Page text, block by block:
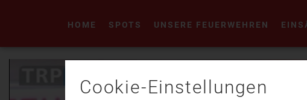
HOME SPOTS UNSERE FEUERWEHREN
Cookie-Einstellungen